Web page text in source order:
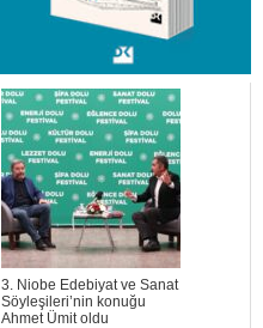
3. Niobe Edebiyat ve Sanat
Söyleşileri’nin konuğu
Ahmet Ümit oldu